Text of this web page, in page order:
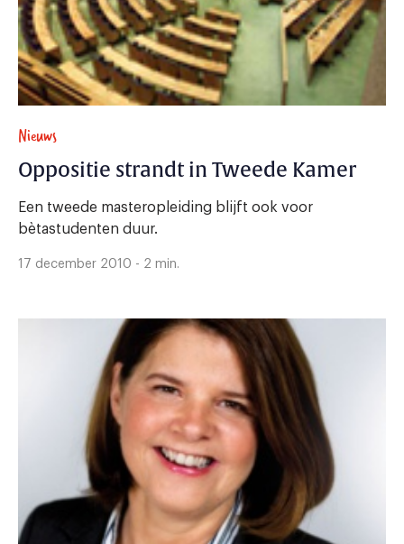
Nieuws
Oppositie strandt in Tweede Kamer
Een tweede masteropleiding blijft ook voor
bètastudenten duur.
17 december 2010 - 2 min.